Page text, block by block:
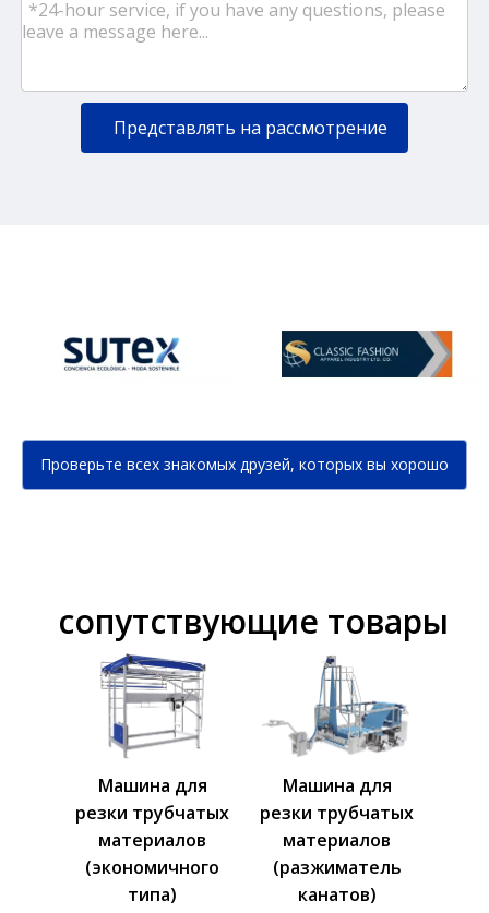
Представлять на рассмотрение
Проверьте всех знакомых друзей, которых вы хорошо
сопутствующие товары
Машина для
резки трубчатых
материалов
(экономичного
типа)
Машина для
резки трубчатых
материалов
(разжиматель
канатов)